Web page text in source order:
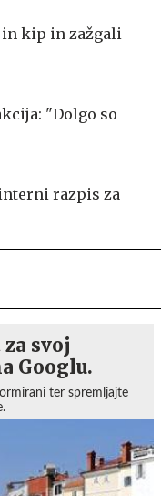
kip in zažgali
"Dolgo so
razpis za
svoj
Googlu.
ter spremljajte